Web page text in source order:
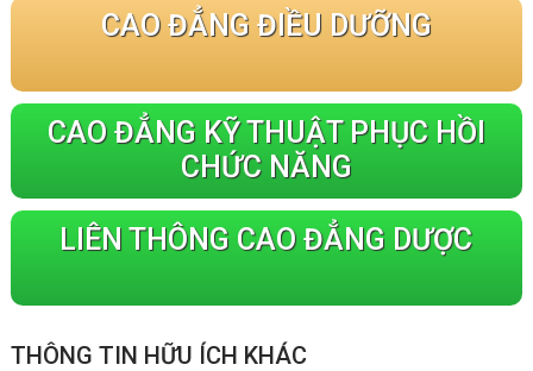
CAO ĐẲNG ĐIỀU DƯỠNG
CAO ĐẲNG KỸ THUẬT PHỤC HỒI
CHỨC NĂNG
LIÊN THÔNG CAO ĐẲNG DƯỢC
THÔNG TIN HỮU ÍCH KHÁC